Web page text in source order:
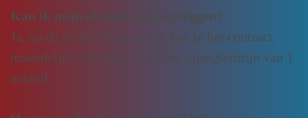
Kan ik mijn abonnement opzeggen?
Ja, na de eerste 24 maanden kun je het contract
maandelijks opzeggen met een opzegtermijn van 1
maand.